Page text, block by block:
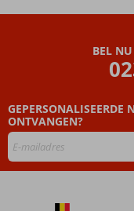
Beoordelingen
dan
48
niet
weergegeven
BEL
GEPERSONALISEERDE
ONTVANGEN?